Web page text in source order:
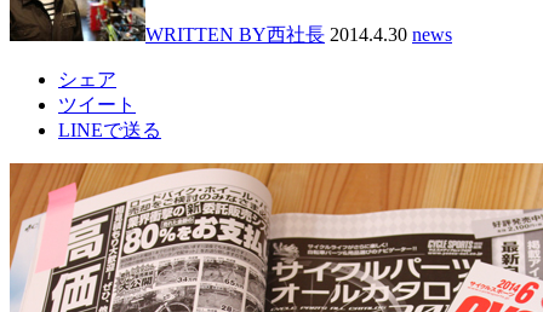
WRITTEN BY西社長 2014.4.30 news
シェア
ツイート
LINEで送る